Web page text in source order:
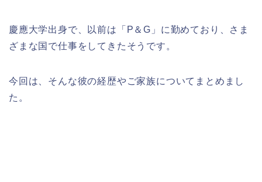
慶應大学出身で、以前は「P＆G」に勤めており、さま
ざまな国で仕事をしてきたそうです。
今回は、そんな彼の経歴やご家族についてまとめまし
た。